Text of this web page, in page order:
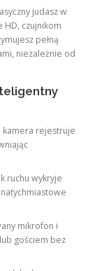
judasz w
czujnikom
pełną
niezależnie od
kamera rejestruje
ruchu wykryje
mikrofon i
gościem bez